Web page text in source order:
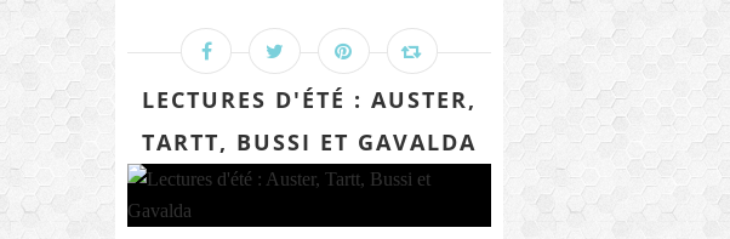
LECTURES D'ÉTÉ : AUSTER,
TARTT, BUSSI ET GAVALDA